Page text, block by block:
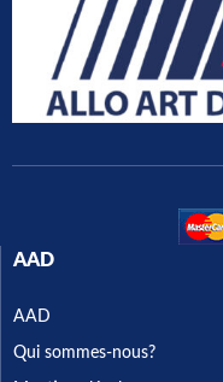
AAD
AAD
Qui sommes-nous?